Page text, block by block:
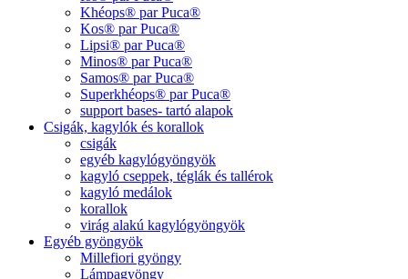
Khéops® par Puca®
Kos® par Puca®
Lipsi® par Puca®
Minos® par Puca®
Samos® par Puca®
Superkhéops® par Puca®
support bases- tartó alapok
Csigák, kagylók és korallok
csigák
egyéb kagylógyöngyök
kagyló cseppek, téglák és tallérok
kagyló medálok
korallok
virág alakú kagylógyöngyök
Egyéb gyöngyök
Millefiori gyöngy
Lámpagyöngy